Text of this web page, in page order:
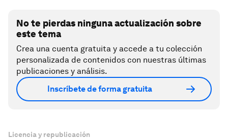
No te pierdas ninguna actualización sobre
este tema
Crea una cuenta gratuita y accede a tu colección
personalizada de contenidos con nuestras últimas
publicaciones y análisis.
Inscríbete de forma gratuita
Licencia y republicación